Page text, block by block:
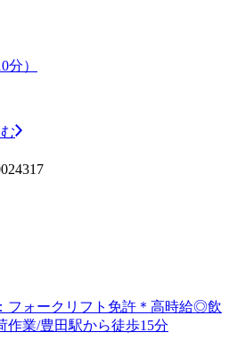
）
フォークリフト免許＊高時給◎飲
作業/豊田駅から徒歩15分